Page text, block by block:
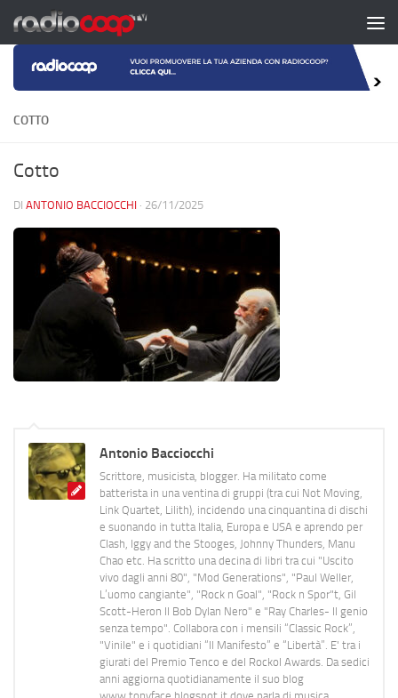
Salta al contenuto
COTTO
Cotto
DI ANTONIO BACCIOCCHI · 26/11/2025
Antonio Bacciocchi
Scrittore, musicista, blogger. Ha militato come
batterista in una ventina di gruppi (tra cui Not Moving,
Link Quartet, Lilith), incidendo una cinquantina di dischi
e suonando in tutta Italia, Europa e USA e aprendo per
Clash, Iggy and the Stooges, Johnny Thunders, Manu
Chao etc. Ha scritto una decina di libri tra cui "Uscito
vivo dagli anni 80", "Mod Generations", "Paul Weller,
L’uomo cangiante", "Rock n Goal", "Rock n Spor"t, Gil
Scott-Heron Il Bob Dylan Nero" e "Ray Charles- Il genio
senza tempo". Collabora con i mensili “Classic Rock”,
"Vinile" e i quotidiani “Il Manifesto” e “Libertà”. E' tra i
giurati del Premio Tenco e del Rockol Awards. Da sedici
anni aggiorna quotidianamente il suo blog